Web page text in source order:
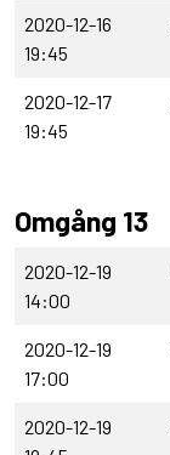
2020-12-16
19:45
2020-12-17
19:45
Omgång 13
2020-12-19
14:00
2020-12-19
17:00
2020-12-19